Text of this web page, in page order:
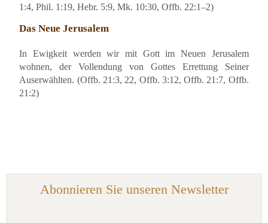
1:4, Phil. 1:19, Hebr. 5:9, Mk. 10:30, Offb. 22:1–2)
Das Neue Jerusalem
In Ewigkeit werden wir mit Gott im Neuen Jerusalem
wohnen, der Vollendung von Gottes Errettung Seiner
Auserwählten. (Offb. 21:3, 22, Offb. 3:12, Offb. 21:7, Offb.
21:2)
Abonnieren Sie unseren Newsletter